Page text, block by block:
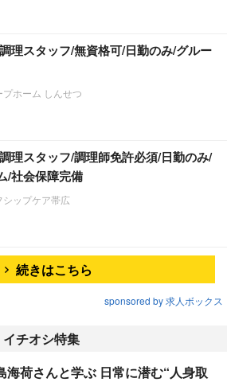
理スタッフ/無資格可/日勤のみ/グルー
ホーム しんせつ
理スタッフ/調理師免許必須/日勤のみ/
/社会保障完備
ップケア帯広
続きはこちら
sponsored by 求人ボックス
チオシ特集
海荷さんと学ぶ 日常に潜む“人身取